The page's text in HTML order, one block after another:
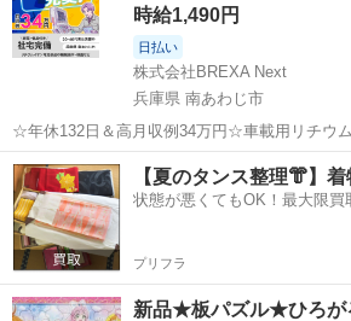
時給1,490円
日払い
株式会社BREXA Next
兵庫県 南あわじ市
☆年休132日＆高月収例34万円☆車載用リチウ
／4勤2休でオフも充実♪／家具・家電付き社宅
物資が受け取れる◎／20〜40代男女活躍中！ 車載用リチウムイオン電
池部品の製造 車載用...
兵庫 南あわじ市 その他
【夏のタンス整理👘】
状態が悪くてもOK！最大限買
プリフラ
新品★板パズル★ひろが